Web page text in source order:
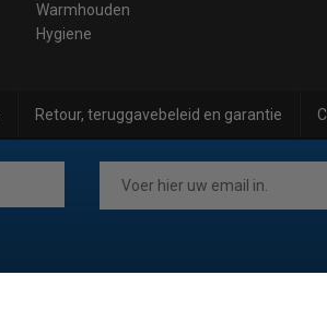
Warmhouden
Hygiene
Retour, teruggavebeleid en garantie